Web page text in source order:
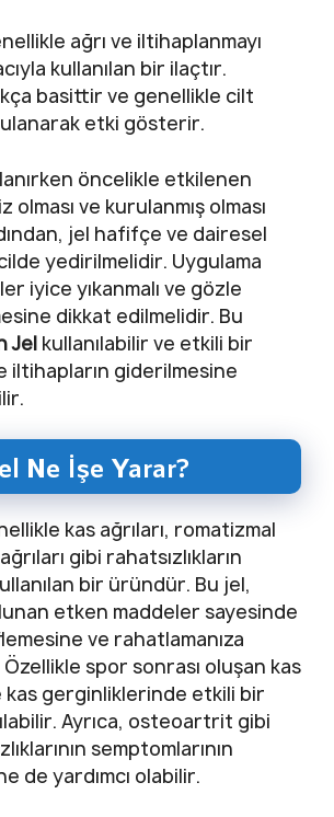
ağrı ve iltihaplanmayı
kullanılan bir ilaçtır.
basittir ve genellikle cilt
etki gösterir.
öncelikle etkilenen
ve kurulanmış olması
jel hafifçe ve dairesel
yedirilmelidir. Uygulama
iyice yıkanmalı ve gözle
dikkat edilmelidir. Bu
Jel kullanılabilir ve etkili bir
iltihapların giderilmesine
Ne İşe Yarar?
kas ağrıları, romatizmal
gibi rahatsızlıkların
bir üründür. Bu jel,
etken maddeler sayesinde
ve rahatlamanıza
Özellikle spor sonrası oluşan kas
kas gerginliklerinde etkili bir
Ayrıca, osteoartrit gibi
semptomlarının
de yardımcı olabilir.